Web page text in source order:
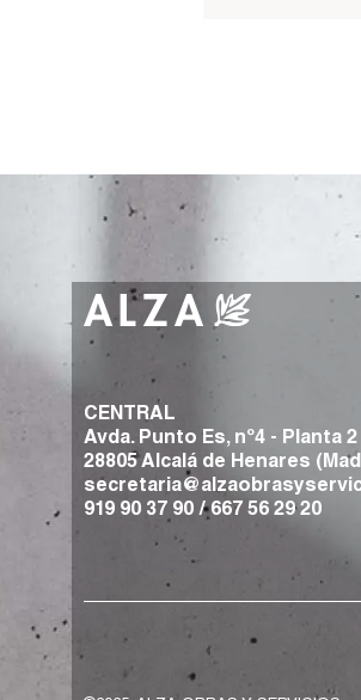
CENTRAL
Avda. Punto Es, nº4 - Planta 2
28805 Alcalá de Henares
919 90 37 90 / 667 56 29 20